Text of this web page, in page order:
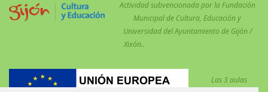
Actividad subvencionada por la Fundación
Municipal de Cultura, Educación y
Universidad del Ayuntamiento de Gijón /
Xixón..
Las 3 aulas